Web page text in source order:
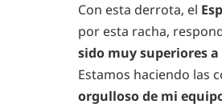
Con esta derrota, el
por esta racha,
sido muy superiores
Estamos haciendo las
orgulloso de mi